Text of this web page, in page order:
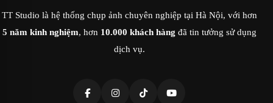
TT Studio là hệ thống chụp ảnh chuyên nghiệp tại Hà Nội, với hơn
5 năm kinh nghiệm, hơn 10.000 khách hàng đã tin tưởng sử dụng
dịch vụ.